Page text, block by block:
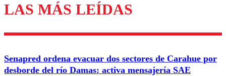
Los comentarios son moderados para garantizar un
diálogo respetuoso.
Correo
LAS MÁS LEÍDAS
Senapred ordena evacuar dos sectores de Carahue por
desborde del río Damas: activa mensajería SAE